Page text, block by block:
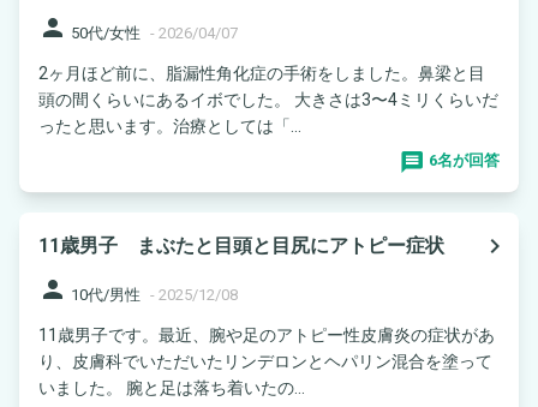
person 50代/女性 - 2026/04/07
2ヶ月ほど前に、脂漏性角化症の手術をしました。鼻梁と目
頭の間くらいにあるイボでした。 大きさは3〜4ミリくらいだ
ったと思います。治療としては「...
6名が回答
11歳男子 まぶたと目頭と目尻にアトピー症状
navigate_next
person 10代/男性 - 2025/12/08
11歳男子です。最近、腕や足のアトピー性皮膚炎の症状があ
り、皮膚科でいただいたリンデロンとヘパリン混合を塗って
いました。 腕と足は落ち着いたの...